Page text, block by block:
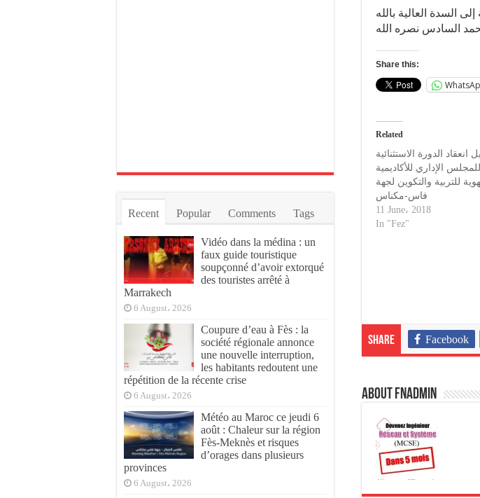
السدة العالية بالله
Share this:
Related
انعقاد الدورة الاستثنائية
للمجلس الإداري للأكاديمية
للتربية والتكوين لجهة
فاس-مكناس
11 June، 2018
In "Fez"
Share Facebook
About fnadmin
Recent Popular Comments Tags
Vidéo dans la médina : un
faux guide touristique
soupçonné d’avoir extorqué
des touristes arrêté à
Marrakech
6 August، 2026
Coupure d’eau à Fès : la
société régionale annonce
une nouvelle interruption,
les habitants redoutent une
répétition de la récente crise
6 August، 2026
Météo au Maroc ce jeudi 6
août : Chaleur sur la région
Fès-Meknès et risques
d’orages dans plusieurs
provinces
6 August، 2026